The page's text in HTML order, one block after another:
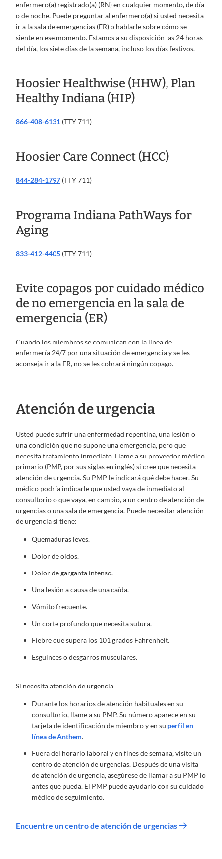
enfermero(a) registrado(a) (RN) en cualquier momento, de día
o de noche. Puede preguntar al enfermero(a) si usted necesita
ir a la sala de emergencias (ER) o hablarle sobre cómo se
siente en ese momento. Estamos a su disposición las 24 horas
del día, los siete días de la semana, incluso los días festivos.
Hoosier Healthwise (HHW), Plan
Healthy Indiana (HIP)
866-408-6131 (TTY 711)
Hoosier Care Connect (HCC)
844-284-1797 (TTY 711)
Programa Indiana PathWays for
Aging
833-412-4405 (TTY 711)
Evite copagos por cuidado médico
de no emergencia en la sala de
emergencia (ER)
Cuando los miembros se comunican con la línea de
enfermería 24/7 por una situación de emergencia y se les
aconseja ir a la ER, no se les cobrará ningún copago.
Atención de urgencia
Usted puede sufrir una enfermedad repentina, una lesión o
una condición que no supone una emergencia, pero que
necesita tratamiento inmediato. Llame a su proveedor médico
primario (PMP, por sus siglas en inglés) si cree que necesita
atención de urgencia. Su PMP le indicará qué debe hacer. Su
médico podría indicarle que usted vaya de inmediato al
consultorio o que vaya, en cambio, a un centro de atención de
urgencias o una sala de emergencia. Puede necesitar atención
de urgencia si tiene:
Quemaduras leves.
Dolor de oídos.
Dolor de garganta intenso.
Una lesión a causa de una caída.
Vómito frecuente.
Un corte profundo que necesita sutura.
Fiebre que supera los 101 grados Fahrenheit.
Esguinces o desgarros musculares.
Si necesita atención de urgencia
Durante los horarios de atención habituales en su
consultorio, llame a su PMP. Su número aparece en su
tarjeta de identificación de miembro y en su perfil en
línea de Anthem.
Fuera del horario laboral y en fines de semana, visite un
centro de atención de urgencias. Después de una visita
de atención de urgencia, asegúrese de llamar a su PMP lo
antes que pueda. El PMP puede ayudarlo con su cuidado
médico de seguimiento.
Encuentre un centro de atención de urgencias